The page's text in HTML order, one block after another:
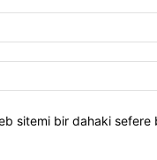
sitemi bir dahaki sefere